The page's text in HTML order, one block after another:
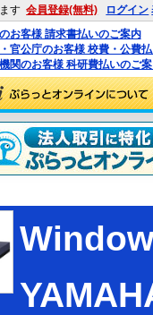
す 会員登録(無料) ログイン
お客様 請求書払いのご案内
官公庁のお客様 校費・公費
関のお客様 科研費払いのご